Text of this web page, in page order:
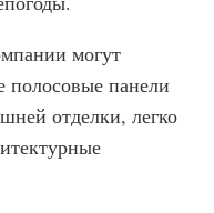
могут
полосовые панели
отделки, легко